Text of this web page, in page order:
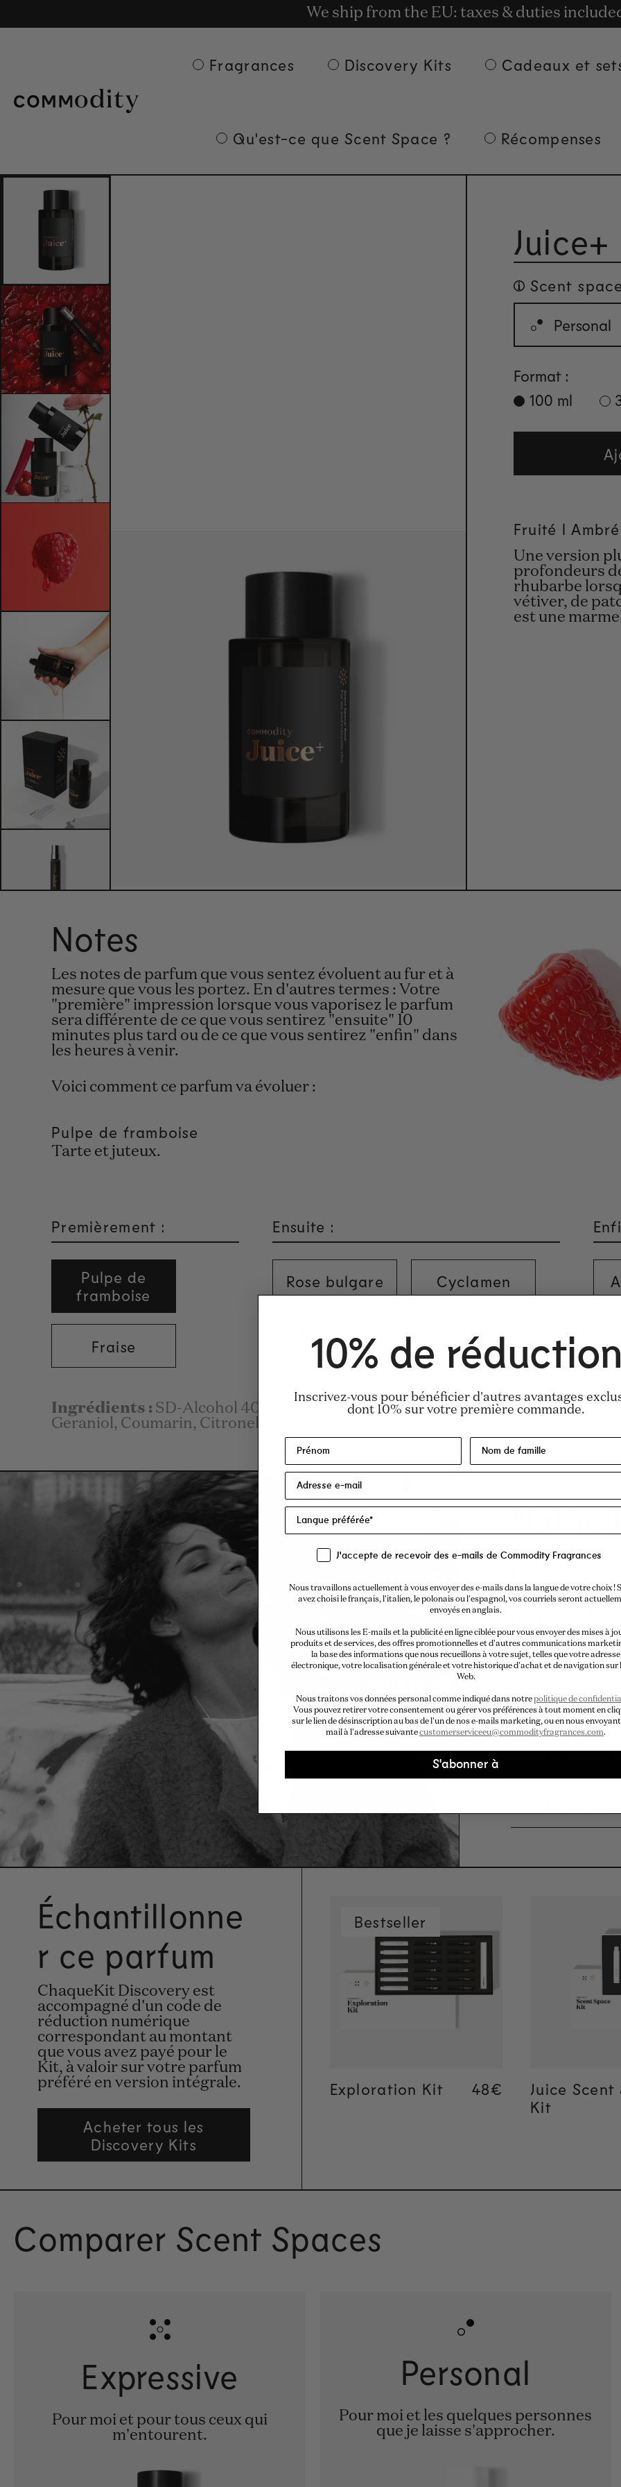
Livraison gratuite à partir de 135 € d'achat.
We ship from the EU: taxes & duties
Get rewards for shopping with
Fragrances Discovery Kits Cadeaux et
Qu'est-ce que Scent Space ? Récompenses
Juice+
Scent
Personal
Format :
100 ml
Fruité l Ambré
Une version
profondeurs
rhubarbe
vétiver, de
est une
Notes
Les notes de parfum que vous sentez évoluent au fur et à
mesure que vous les portez. En d'autres termes : Votre
"première" impression lorsque vous vaporisez le parfum
sera différente de ce que vous sentirez "ensuite" 10
minutes plus tard ou de ce que vous sentirez "enfin" dans
les heures à venir.
Voici comment ce parfum va évoluer :
Pulpe de framboise
Tarte et juteux.
Premièrement :
Pulpe de
framboise
Fraise
Ensuite :
Rose bulgare Cyclamen
Rhubarbe
Ingrédients : SD-Alcohol 40-B (Alcohol Denat.), Parfum/Fragrance, Aqua/
Geraniol, Coumarin, Citronellol. Sans distinction de sexe. Certifié Leaping
À l'instar d'un
nos
appelons - se
inspirés par
nom.
Le nez
Échantillonne
r ce parfum
ChaqueKit Discovery est
accompagné d'un code de
réduction numérique
correspondant au montant
que vous avez payé pour le
Kit, à valoir sur votre parfum
préféré en version intégrale.
Acheter tous les
Discovery Kits
Bestseller
Exploration Kit Regular price
48€
Regular price
48€
Juice Scent
Kit
Comparer Scent Spaces
Expressive
Pour moi et pour tous ceux qui
m'entourent.
Personal
Pour moi et les quelques personnes
que je laisse s'approcher.
10% de
Inscrivez-vous pour bénéficier d'autres avantages
dont 10% sur votre première commande.
J'accepte de recevoir des e-mails de Commodity Fragrances
Nous travaillons actuellement à vous envoyer des e-mails dans la langue de votre choix !
avez choisi le français, l'italien, le polonais ou l'espagnol, vos courriels seront
envoyés en anglais.
Nous utilisons les E-mails et la publicité en ligne ciblée pour vous envoyer des mises à
produits et de services, des offres promotionnelles et d'autres communications
la base des informations que nous recueillons à votre sujet, telles que votre adresse
électronique, votre localisation générale et votre historique d'achat et de navigation sur
Web.
Nous traitons vos données personal comme indiqué dans notrepolitique de
Vous pouvez retirer votre consentement ou gérer vos préférences à tout moment en
sur le lien de désinscription au bas de l'un de nos e-mails marketing, ou en nous envoyant
mail à l'adresse suivantecustomerserviceeu@commodityfragrances.com.
S'abonner à